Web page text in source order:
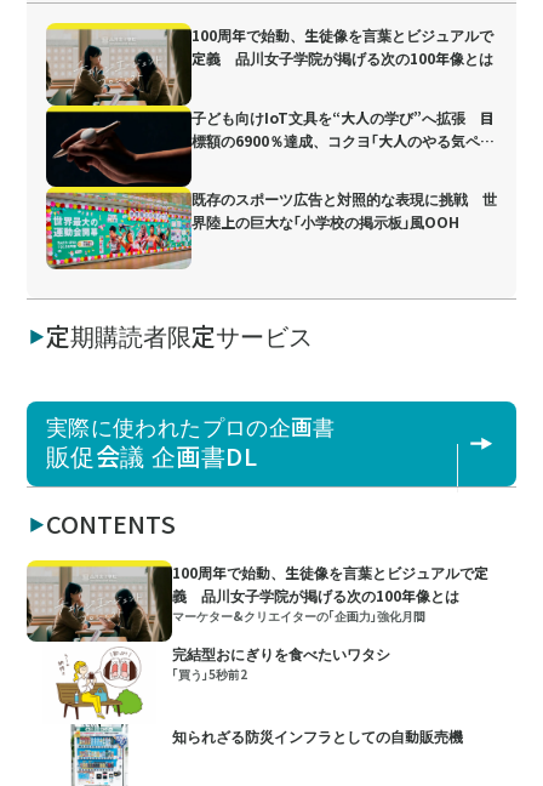
100周年で始動、生徒像を言葉とビジュアルで
定義 品川女子学院が掲げる次の100年像とは
子ども向けIoT文具を“大人の学び”へ拡張 目
標額の6900％達成、コクヨ「大人のやる気ペ
既存のスポーツ広告と対照的な表現に挑戦 世
界陸上の巨大な「小学校の掲示板」風OOH
定期購読者限定サービス
実際に使われたプロの企画書
販促会議 企画書DL
CONTENTS
100周年で始動、生徒像を言葉とビジュアルで定
義 品川女子学院が掲げる次の100年像とは
マーケター&クリエイターの「企画力」強化月間
完結型おにぎりを食べたいワタシ
「買う」5秒前2
知られざる防災インフラとしての自動販売機